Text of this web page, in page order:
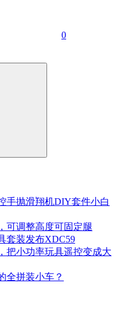
0
手抛滑翔机DIY套件小白
可调整高度可固定腿
套装发布XDC59
把小功率玩具遥控变成大
全拼装小车？